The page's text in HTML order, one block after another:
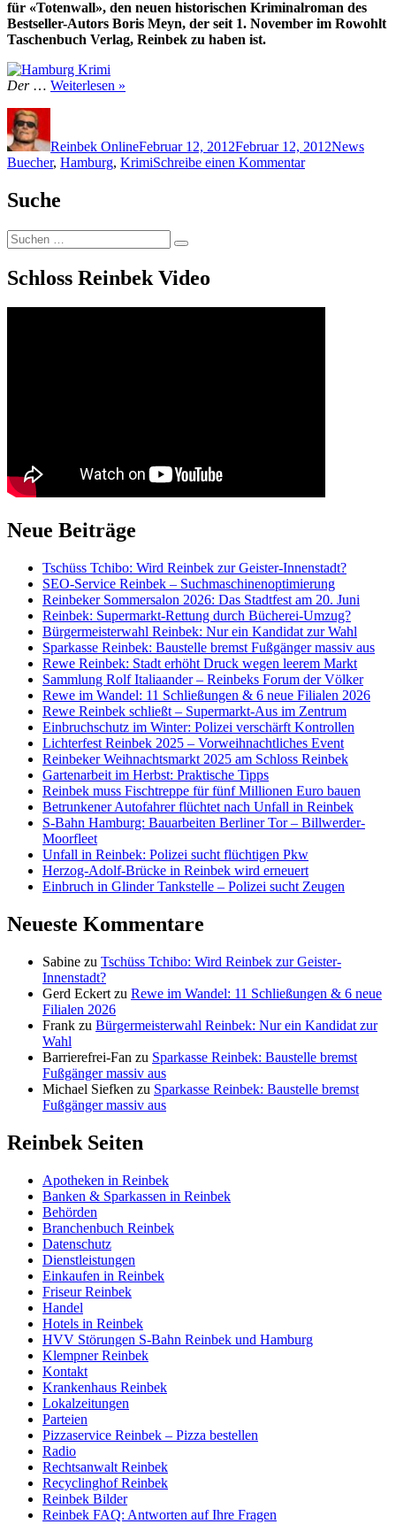
für «Totenwall», den neuen historischen Kriminalroman des
Bestseller-Autors Boris Meyn, der seit 1. November im Rowohlt
Taschenbuch Verlag, Reinbek zu haben ist.
Der … Weiterlesen »
Reinbek OnlineFebruar 12, 2012Februar 12, 2012News
Buecher, Hamburg, KrimiSchreibe einen Kommentarzu
Suche
Suchen
nach:
Suchen
Schloss Reinbek Video
Neue Beiträge
Tschüss Tchibo: Wird Reinbek zur Geister-Innenstadt?
SEO-Service Reinbek – Suchmaschinenoptimierung
Reinbeker Sommersalon 2026: Das Stadtfest am 20. Juni
Reinbek: Supermarkt-Rettung durch Bücherei-Umzug?
Bürgermeisterwahl Reinbek: Nur ein Kandidat zur Wahl
Sparkasse Reinbek: Baustelle bremst Fußgänger massiv aus
Rewe Reinbek: Stadt erhöht Druck wegen leerem Markt
Sammlung Rolf Italiaander – Reinbeks Forum der Völker
Rewe im Wandel: 11 Schließungen & 6 neue Filialen 2026
Rewe Reinbek schließt – Supermarkt-Aus im Zentrum
Einbruchschutz im Winter: Polizei verschärft Kontrollen
Lichterfest Reinbek 2025 – Vorweihnachtliches Event
Reinbeker Weihnachtsmarkt 2025 am Schloss Reinbek
Gartenarbeit im Herbst: Praktische Tipps
Reinbek muss Fischtreppe für fünf Millionen Euro bauen
Betrunkener Autofahrer flüchtet nach Unfall in Reinbek
S-Bahn Hamburg: Bauarbeiten Berliner Tor – Billwerder-
Moorfleet
Unfall in Reinbek: Polizei sucht flüchtigen Pkw
Herzog-Adolf-Brücke in Reinbek wird erneuert
Einbruch in Glinder Tankstelle – Polizei sucht Zeugen
Neueste Kommentare
Sabine zu Tschüss Tchibo: Wird Reinbek zur Geister-
Innenstadt?
Gerd Eckert zu Rewe im Wandel: 11 Schließungen & 6 neue
Filialen 2026
Frank zu Bürgermeisterwahl Reinbek: Nur ein Kandidat zur
Wahl
Barrierefrei-Fan zu Sparkasse Reinbek: Baustelle bremst
Fußgänger massiv aus
Michael Siefken zu Sparkasse Reinbek: Baustelle bremst
Fußgänger massiv aus
Reinbek Seiten
Apotheken in Reinbek
Banken & Sparkassen in Reinbek
Behörden
Branchenbuch Reinbek
Datenschutz
Dienstleistungen
Einkaufen in Reinbek
Friseur Reinbek
Handel
Hotels in Reinbek
HVV Störungen S-Bahn Reinbek und Hamburg
Klempner Reinbek
Kontakt
Krankenhaus Reinbek
Lokalzeitungen
Parteien
Pizzaservice Reinbek – Pizza bestellen
Radio
Rechtsanwalt Reinbek
Recyclinghof Reinbek
Reinbek Bilder
Reinbek FAQ: Antworten auf Ihre Fragen